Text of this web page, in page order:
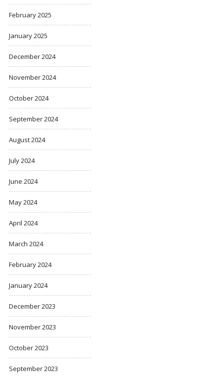
February 2025
January 2025
December 2024
November 2024
October 2024
September 2024
August 2024
July 2024
June 2024
May 2024
April 2024
March 2024
February 2024
January 2024
December 2023
November 2023
October 2023
September 2023